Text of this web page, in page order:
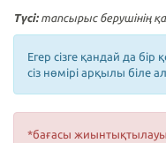
Түсі:тапсырыс берушінің
Егер сізге қандай да
сіз нөмірі арқылы біле
*бағасы